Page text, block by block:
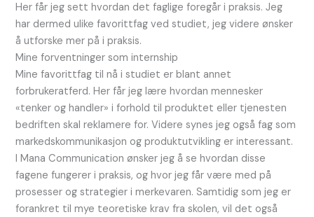
Her får jeg sett hvordan det faglige foregår i praksis. Jeg
har dermed ulike favorittfag ved studiet, jeg videre ønsker
å utforske mer på i praksis.
Mine forventninger som internship
Mine favorittfag til nå i studiet er blant annet
forbrukeratferd. Her får jeg lære hvordan mennesker
«tenker og handler» i forhold til produktet eller tjenesten
bedriften skal reklamere for. Videre synes jeg også fag som
markedskommunikasjon og produktutvikling er interessant.
I Mana Communication ønsker jeg å se hvordan disse
fagene fungerer i praksis, og hvor jeg får være med på
prosesser og strategier i merkevaren. Samtidig som jeg er
forankret til mye teoretiske krav fra skolen, vil det også